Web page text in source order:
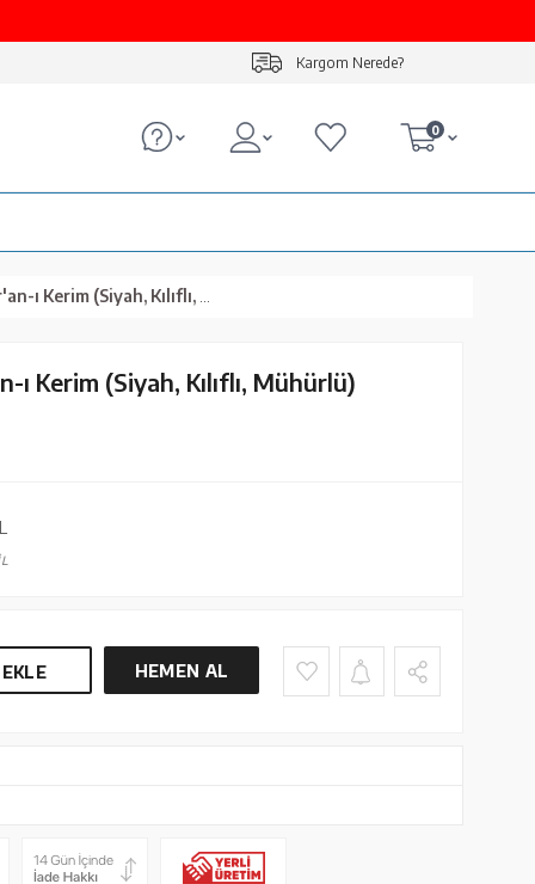
Kargom Nerede?
0
(Siyah, Kılıflı, Mühürlü)
ı Kerim (Siyah, Kılıflı, Mühürlü)
HEMEN AL